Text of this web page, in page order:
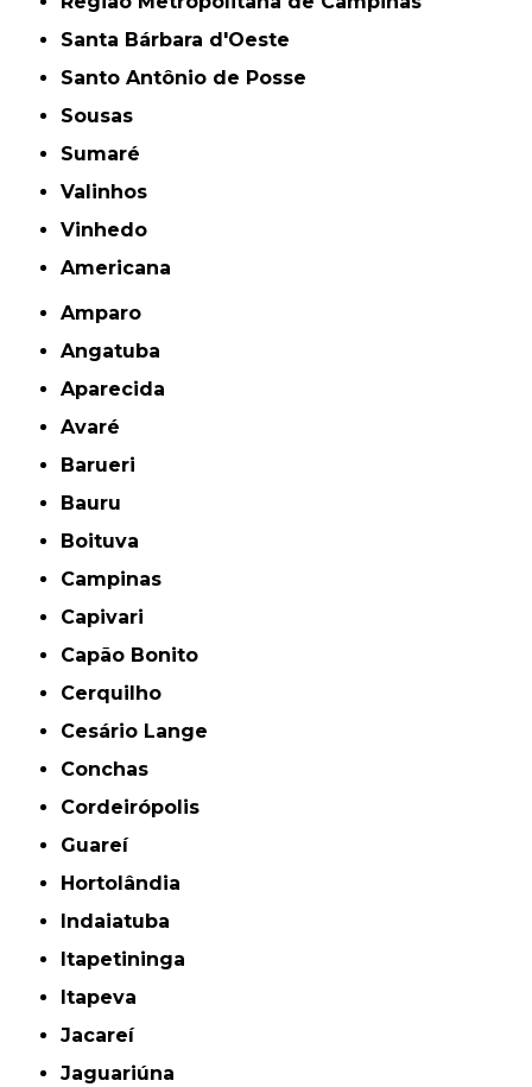
Santa Bárbara d'Oeste
Santo Antônio de Posse
Sousas
Sumaré
Valinhos
Vinhedo
americana
Amparo
Angatuba
Aparecida
Avaré
Barueri
Bauru
Boituva
Campinas
Capivari
Capão Bonito
Cerquilho
Cesário Lange
Conchas
Cordeirópolis
Guareí
Hortolândia
Indaiatuba
Itapetininga
Itapeva
Jacareí
Jaguariúna